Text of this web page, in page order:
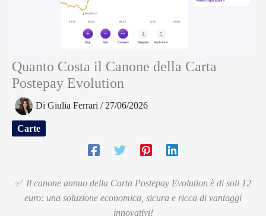
Quanto Costa il Canone della Carta
Postepay Evolution
Di Giulia Ferrari / 27/06/2026
Carte
✅ Il canone annuo della Carta Postepay Evolution è di soli 12
euro: una soluzione economica, sicura e ricca di vantaggi
innovativi!